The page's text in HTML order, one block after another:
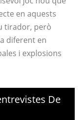
en aquests
tirador, però
diferent en
i explosions
De